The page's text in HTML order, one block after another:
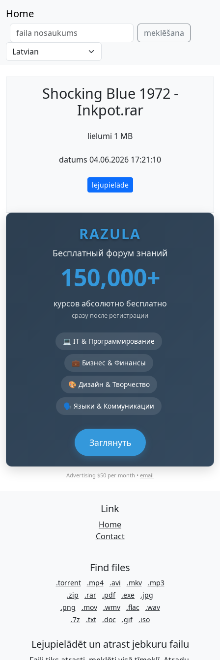
Home
meklēšana
Shocking Blue 1972 -
Inkpot.rar
lielumi 1 MB
datums 04.06.2026 17:21:10
lejupielāde
RAZULA
Бесплатный форум знаний
150,000+
курсов абсолютно бесплатно
сразу после регистрации
💻 IT & Программирование
💼 Бизнес & Финансы
🎨 Дизайн & Творчество
🗣️ Языки & Коммуникации
Заглянуть
Advertising $50 per month • email
Link
Home
Contact
Find files
.torrent .mp4 .avi .mkv
.mp3
.zip
.rar .pdf .exe
.jpg
.png
.mov .wmv .flac
.wav
.7z
.txt .doc .gif .iso
Lejupielādēt un atrast jebkuru failu